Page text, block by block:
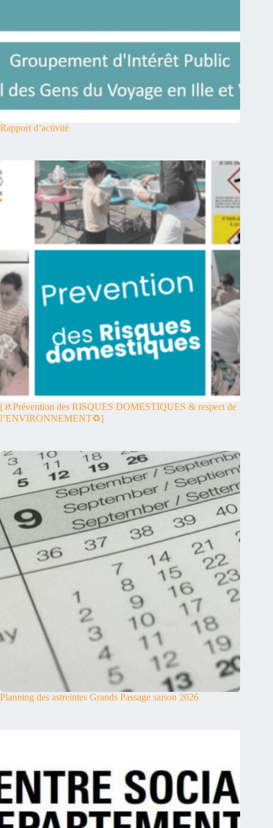
Rapport d’activité
[🚸Prévention des RISQUES DOMESTIQUES & respect de
l’ENVIRONNEMENT♻️]
Planning des astreintes Grands Passage saison 2026